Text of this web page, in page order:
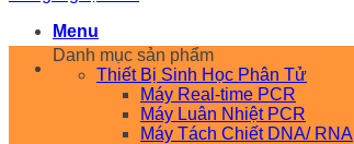
Menu
Danh mục sản phẩm
Thiết Bị Sinh Học Phân Tử
Máy Real-time PCR
Máy Luân Nhiệt PCR
Máy Tách Chiết DNA/ RNA